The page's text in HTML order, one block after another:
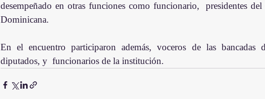
desempeñado en otras funciones como funcionario,  presidentes
Dominicana.
En el encuentro participaron además, voceros de las bancadas
diputados, y  funcionarios de la institución.